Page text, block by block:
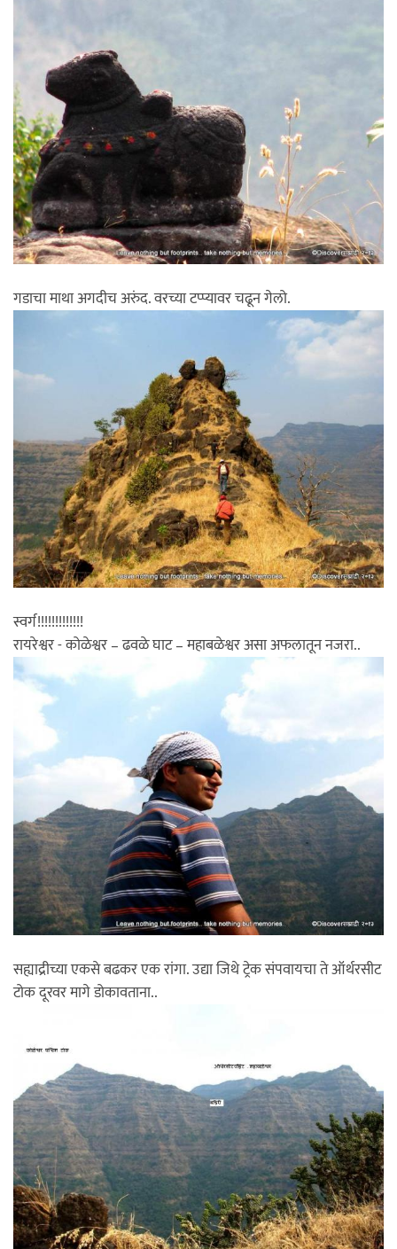
गडाचा माथा अगदीच अरुंद. वरच्या टप्प्यावर चढून गेलो.
स्वर्ग!!!!!!!!!!!!!
रायरेश्वर - कोळेश्वर – ढवळे घाट – महाबळेश्वर असा अफलातून नजरा..
सह्याद्रीच्या एकसे बढकर एक रांगा. उद्या जिथे ट्रेक संपवायचा ते ऑर्थरसीट
टोक दूरवर मागे डोकावताना..